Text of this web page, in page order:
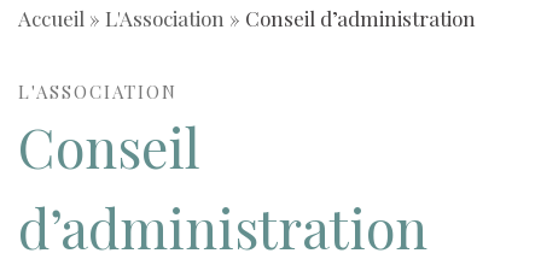
Accueil » L'Association » Conseil d’administration
L'ASSOCIATION
Conseil
d’administration